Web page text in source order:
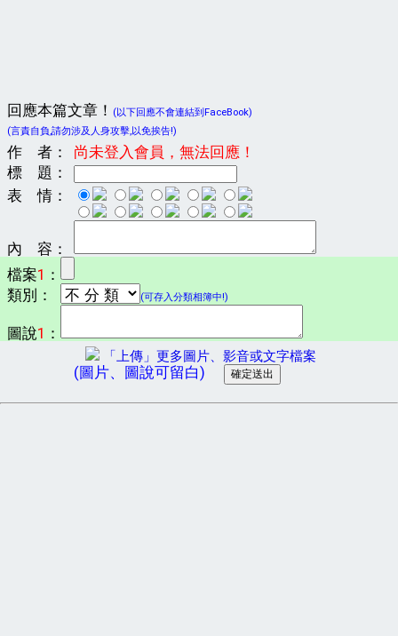
回應本篇文章！
(以下回應不會連結到FaceBook)
(言責自負,請勿涉及人身攻擊,以免挨告!)
作 者：
尚未登入會員，無法回應！
標 題：
表 情：
內 容：
檔案1 ：
類別：
(可存入分類相簿中!)
圖說1 ：
「上傳」更多圖片、影音或文字檔案
(圖片、圖說可留白)